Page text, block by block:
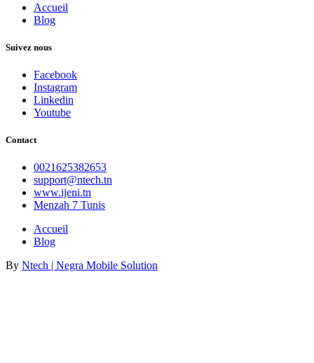
Accueil
Blog
Suivez nous
Facebook
Instagram
Linkedin
Youtube
Contact
0021625382653
support@ntech.tn
www.ijeni.tn
Menzah 7 Tunis
Accueil
Blog
By Ntech | Negra Mobile Solution